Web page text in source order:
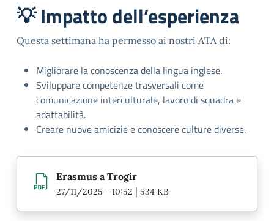
💡 Impatto dell’esperienza
Questa settimana ha permesso ai nostri ATA di:
Migliorare la conoscenza della lingua inglese.
Sviluppare competenze trasversali come
comunicazione interculturale, lavoro di squadra e
adattabilità.
Creare nuove amicizie e conoscere culture diverse.
Erasmus a Trogir
27/11/2025 - 10:52 | 534 KB